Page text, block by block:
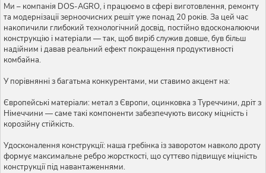
Ми – компанія DOS-AGRO, і працюємо в сфері виготовлення, ремонту
та модернізації зерноочисних решіт уже понад 20 років. За цей час
накопичили глибокий технологічний досвід, постійно вдосконалюючи
конструкцію і матеріали — так, щоб виріб служив довше, був більш
надійним і давав реальний ефект покращення продуктивності
комбайна.
У порівнянні з багатьма конкурентами, ми ставимо акцент на:
Європейські матеріали: метал з Європи, оцинковка з Туреччини, дріт з
Німеччини — саме такі компоненти забезпечують високу міцність і
корозійну стійкість.
Удосконалення конструкції: наша гребінка із заворотом навколо дроту
формує максимальне ребро жорсткості, що суттєво підвищує міцність
конструкції під навантаженнями.